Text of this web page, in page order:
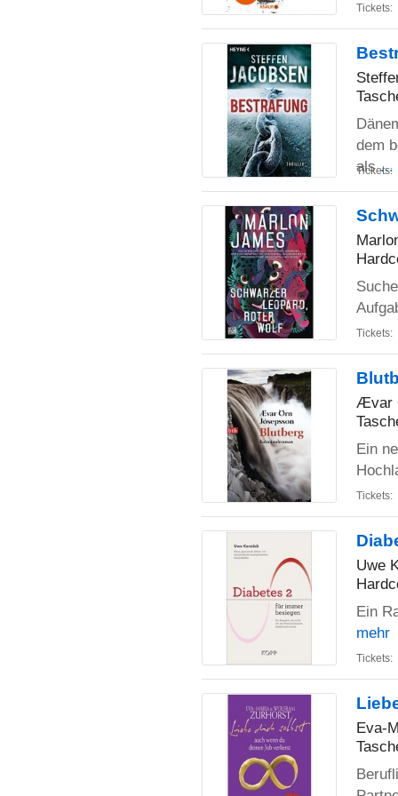
Tickets:
dem
als...
Tickets:
Tickets:
Ævar
Ein
Tickets:
Uwe
Ein
mehr
Tickets:
Eva-